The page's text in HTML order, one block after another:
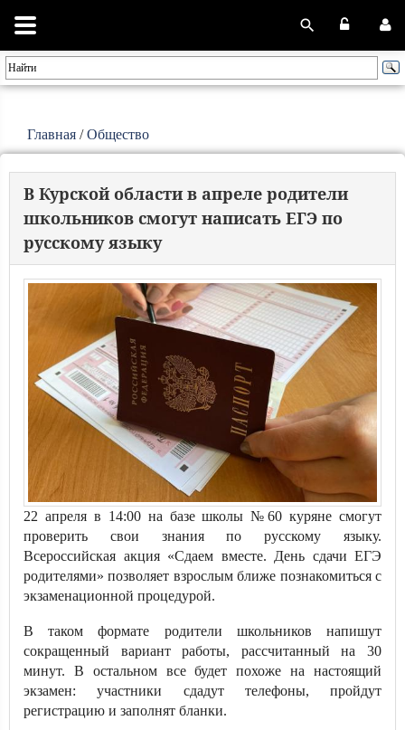
Главная /Общество
В Курской области в апреле родители
школьников смогут написать ЕГЭ по
русскому языку
22 апреля в 14:00 на базе школы №60 куряне смогут
проверить свои знания по русскому языку.
Всероссийская акция «Сдаем вместе. День сдачи ЕГЭ
родителями» позволяет взрослым ближе познакомиться с
экзаменационной процедурой.
В таком формате родители школьников напишут
сокращенный вариант работы, рассчитанный на 30
минут. В остальном все будет похоже на настоящий
экзамен: участники сдадут телефоны, пройдут
регистрацию и заполнят бланки.